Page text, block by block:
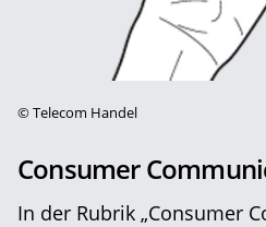
©Telecom Handel
Consumer
In der Rubrik „Consumer